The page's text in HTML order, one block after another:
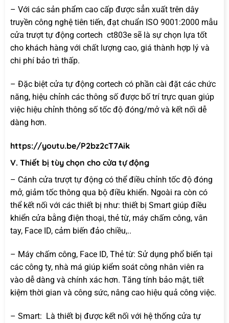
– Với các sản phẩm cao cấp được sẳn xuất trên dây
truyền công nghệ tiên tiến, đạt chuẩn ISO 9001:2000 mẫu
cửa trượt tự động cortech ct803e sẽ là sự chọn lựa tốt
cho khách hàng với chất lượng cao, giá thành hợp lý và
chi phí bảo trì thấp.
– Đặc biệt cửa tự động cortech có phần cài đặt các chức
năng, hiệu chỉnh các thông số được bố trí trực quan giúp
việc hiệu chỉnh thông số tốc độ đóng/mở và kết nối dễ
dàng hơn.
https://youtu.be/P2bz2cT7Aik
V. Thiết bị tùy chọn cho cửa tự động
– Cánh cửa trượt tự động có thể điều chỉnh tốc độ đóng
mở, giảm tốc thông qua bộ điều khiển. Ngoài ra còn có
thể kết nối với các thiết bị như: thiết bị Smart giúp điều
khiển cửa bằng điện thoại, thẻ từ, máy chấm công, vân
tay, Face ID, cảm biến đảo chiều,..
– Máy chấm công, Face ID, Thẻ từ: Sử dụng phổ biến tại
các công ty, nhà má giúp kiểm soát công nhân viên ra
vào dễ dàng và chính xác hơn. Tăng tính bảo mật, tiết
kiệm thời gian và công sức, nâng cao hiệu quả công việc.
– Smart: Là thiết bị được kết nối với hệ thống cửa tự